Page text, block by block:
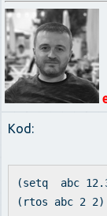
Kod:
(setq abc
(rtos abc 2 2)